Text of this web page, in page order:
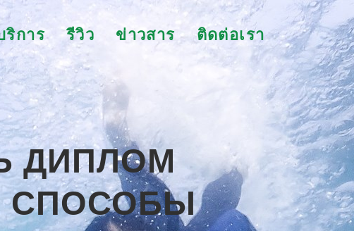
ริการ รีวิว ข่าวสาร ติดต่อเรา
ДИПЛОМ
СПОСОБЫ